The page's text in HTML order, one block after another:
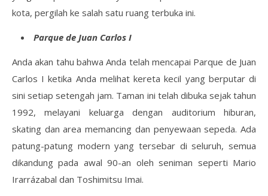
kota, pergilah ke salah satu ruang terbuka ini.
Parque de Juan Carlos I
Anda akan tahu bahwa Anda telah mencapai Parque de Juan
Carlos I ketika Anda melihat kereta kecil yang berputar di
sini setiap setengah jam. Taman ini telah dibuka sejak tahun
1992, melayani keluarga dengan auditorium hiburan,
skating dan area memancing dan penyewaan sepeda. Ada
patung-patung modern yang tersebar di seluruh, semua
dikandung pada awal 90-an oleh seniman seperti Mario
Irarrázabal dan Toshimitsu Imai.